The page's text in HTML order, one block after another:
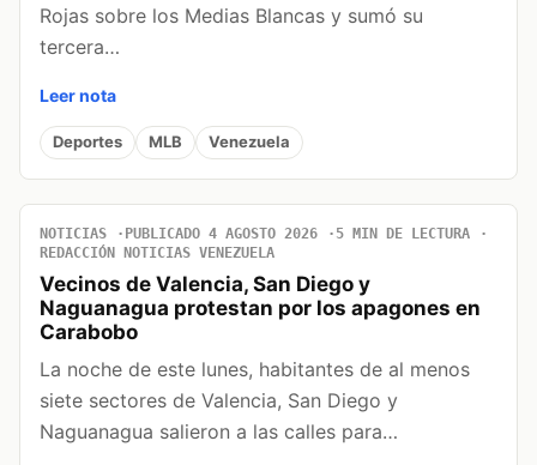
Rojas sobre los Medias Blancas y sumó su
tercera…
Leer nota
Deportes MLB Venezuela
NOTICIAS PUBLICADO 4 AGOSTO 2026
5 MIN DE LECTURA
REDACCIÓN NOTICIAS VENEZUELA
Vecinos de Valencia, San Diego y
Naguanagua protestan por los apagones en
Carabobo
La noche de este lunes, habitantes de al menos
siete sectores de Valencia, San Diego y
Naguanagua salieron a las calles para…